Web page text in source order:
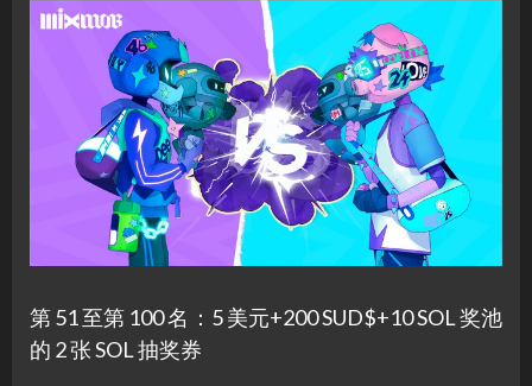
第 51 至第 100 名：5 美元+200 SUD$+10 SOL 奖池
的 2 张 SOL 抽奖券